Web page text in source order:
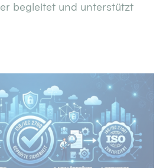
begleitet und unterstützt